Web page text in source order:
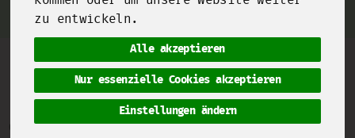
zu entwickeln.
Alle akzeptieren
Nur essenzielle Cookies akzeptieren
Einstellungen ändern
"Startups for Future"-Boxen
1 von 2093